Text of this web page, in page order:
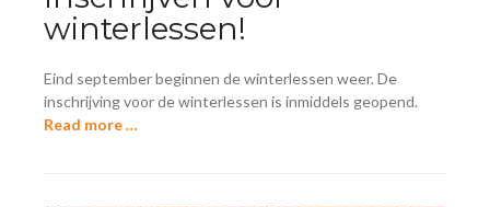
winterlessen!
Eind september beginnen de winterlessen weer. De
inschrijving voor de winterlessen is inmiddels geopend.
Read more …